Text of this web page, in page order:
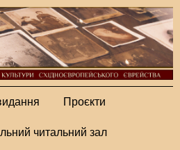
Проєкти
читальний зал